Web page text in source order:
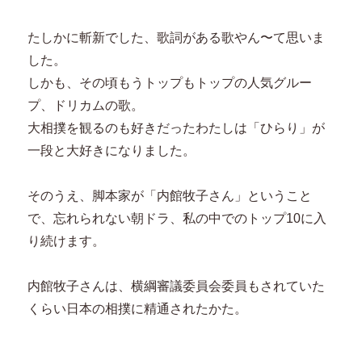
たしかに斬新でした、歌詞がある歌やん〜て思いま
した。
しかも、その頃もうトップもトップの人気グルー
プ、ドリカムの歌。
大相撲を観るのも好きだったわたしは「ひらり」が
一段と大好きになりました。
そのうえ、脚本家が「内館牧子さん」ということ
で、忘れられない朝ドラ、私の中でのトップ10に入
り続けます。
内館牧子さんは、横綱審議委員会委員もされていた
くらい日本の相撲に精通されたかた。